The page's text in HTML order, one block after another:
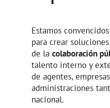
Estamos
para crear
de lacolaboración
talento interno y
de agentes,
administraciones
nacional.